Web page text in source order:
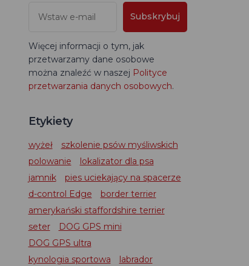
Subskrybuj
Więcej informacji o tym, jak
przetwarzamy dane osobowe
można znaleźć w naszej Polityce
przetwarzania danych osobowych.
Etykiety
wyżeł
szkolenie psów myśliwskich
polowanie
lokalizator dla psa
jamnik
pies uciekający na spacerze
d-control Edge
border terrier
amerykański staffordshire terrier
seter
DOG GPS mini
DOG GPS ultra
kynologia sportowa
labrador